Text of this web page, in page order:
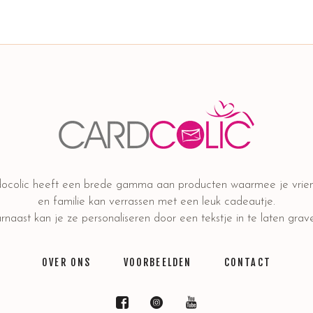
heeft een brede gamma aan producten waarmee je
en familie kan verrassen met een leuk cadeautje.
kan je ze personaliseren door een tekstje in te laten
OVER ONS VOORBEELDEN CONTACT